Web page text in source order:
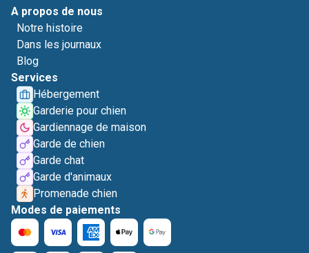
A propos de nous
Notre histoire
Dans les journaux
Blog
Services
Hébergement
Garderie pour chien
Gardiennage de maison
Garde de chien
Garde chat
Garde d'animaux
Promenade chien
Modes de paiements